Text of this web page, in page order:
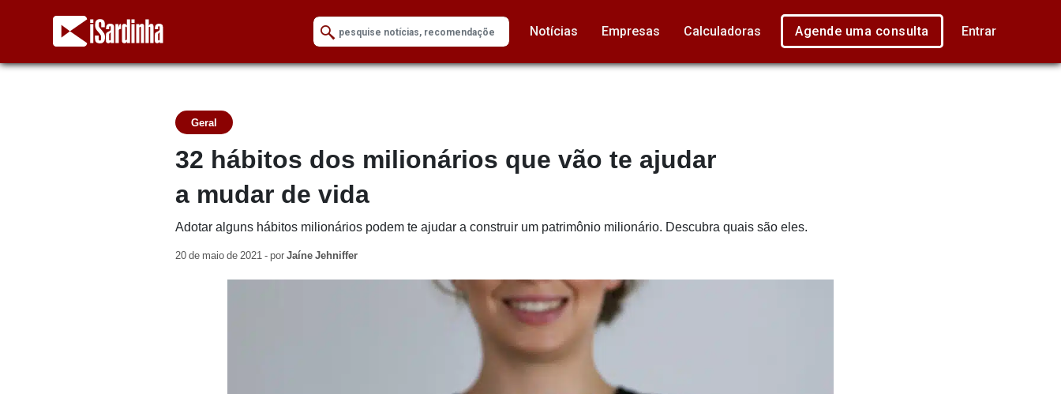
Notícias Empresas Calculadoras Agende uma consulta Entrar
Geral
32 hábitos dos milionários que vão te ajudar
a mudar de vida
Adotar alguns hábitos milionários podem te ajudar a construir um patrimônio milionário. Descubra quais são eles.
20 de maio de 2021 - porJaíne Jehniffer